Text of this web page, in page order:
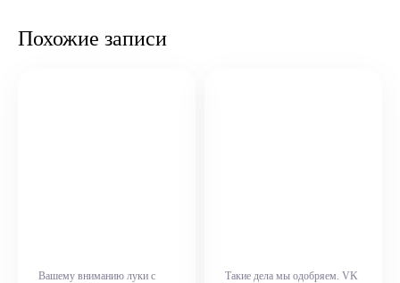
Похожие записи
Вашему вниманию луки с
Такие дела мы одобряем. VK